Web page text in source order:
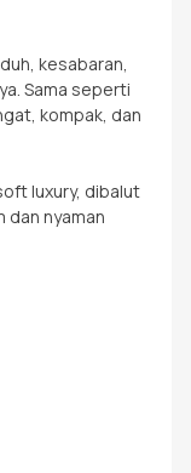
kesabaran,
Sama seperti
kompak, dan
luxury, dibalut
dan nyaman